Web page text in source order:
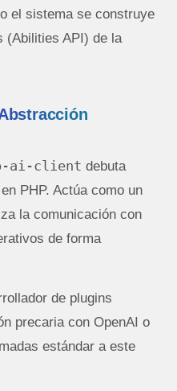
el sistema se construye
(Abilities API) de la
ai-client debuta
PHP. Actúa como un
la comunicación con
de forma
de plugins
precaria con OpenAI o
estándar a este